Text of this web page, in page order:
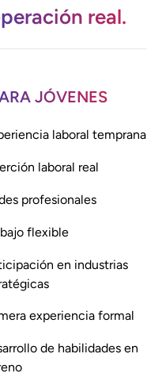
real.
JÓVENES
laboral temprana
laboral real
profesionales
flexible
en industrias
experiencia formal
de habilidades en